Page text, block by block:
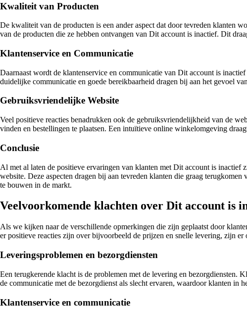
Kwaliteit van Producten
De kwaliteit van de producten is een ander aspect dat door tevreden klanten
van de producten die ze hebben ontvangen van Dit account is inactief. Dit
Klantenservice en Communicatie
Daarnaast wordt de klantenservice en communicatie van Dit account is
duidelijke communicatie en goede bereikbaarheid dragen bij aan het gevoel
Gebruiksvriendelijke Website
Veel positieve reacties benadrukken ook de gebruiksvriendelijkheid van de
vinden en bestellingen te plaatsen. Een intuïtieve online winkelomgeving
Conclusie
Al met al laten de positieve ervaringen van klanten met Dit account is
website. Deze aspecten dragen bij aan tevreden klanten die graag
te bouwen in de markt.
Veelvoorkomende klachten over Dit account is
Als we kijken naar de verschillende opmerkingen die zijn geplaatst door
er positieve reacties zijn over bijvoorbeeld de prijzen en snelle levering, zijn
Leveringsproblemen en bezorgdiensten
Een terugkerende klacht is de problemen met de levering en
de communicatie met de bezorgdienst als slecht ervaren, waardoor klanten in
Klantenservice en communicatie